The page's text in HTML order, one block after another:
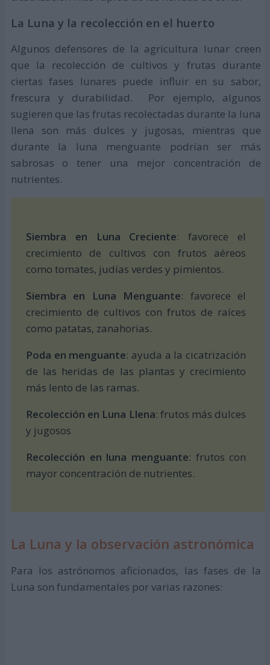
La Luna y la recolección en el huerto
Algunos defensores de la agricultura lunar creen
que la recolección de cultivos y frutas durante
ciertas fases lunares puede influir en su sabor,
frescura y durabilidad. Por ejemplo, algunos
sugieren que las frutas recolectadas durante la luna
llena son más dulces y jugosas, mientras que
durante la luna menguante podrían ser más
sabrosas o tener una mejor concentración de
nutrientes.
Siembra en Luna Creciente: favorece el
crecimiento de cultivos con frutos aéreos
como tomates, judías verdes y pimientos.
Siembra en Luna Menguante: favorece el
crecimiento de cultivos con frutos de raíces
como patatas, zanahorias.
Poda en menguante: ayuda a la cicatrización
de las heridas de las plantas y crecimiento
más lento de las ramas.
Recolección en Luna Llena: frutos más dulces
y jugosos
Recolección en luna menguante: frutos con
mayor concentración de nutrientes.
La Luna y la observación astronómica
Para los astrónomos aficionados, las fases de la
Luna son fundamentales por varias razones: